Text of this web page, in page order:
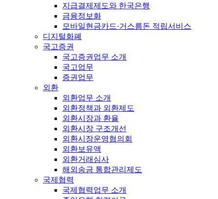
지급결제제도와 한국은행
금융정보화
모바일현금카드·거스름돈 적립서비스
디지털화폐
국고증권
국고증권업무 소개
국고업무
증권업무
외환
외환업무 소개
외환정책과 외환제도
외환시장과 환율
외환시장 구조개선
외환시장운영협의회
외환보유액
외환거래심사
해외송금 통합관리제도
국제협력
국제협력업무 소개